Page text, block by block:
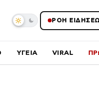
ΡΟΗ
ΥΓΕΙΑ VIRAL